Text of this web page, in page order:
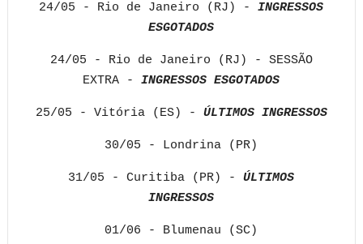
24/05 - Rio de Janeiro (RJ) -INGRESSOS
ESGOTADOS
24/05 - Rio de Janeiro (RJ) - SESSÃO
EXTRA -INGRESSOS ESGOTADOS
25/05 - Vitória (ES) - ÚLTIMOS INGRESSOS
30/05 - Londrina (PR)
31/05 - Curitiba (PR) -ÚLTIMOS
INGRESSOS
01/06 - Blumenau (SC)